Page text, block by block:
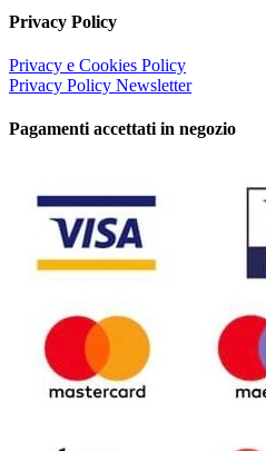
Privacy Policy
Privacy e Cookies Policy
Privacy Policy Newsletter
Pagamenti accettati in negozio